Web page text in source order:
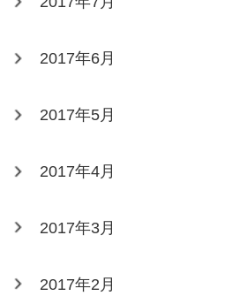
2017年6月
2017年5月
2017年4月
2017年3月
2017年2月